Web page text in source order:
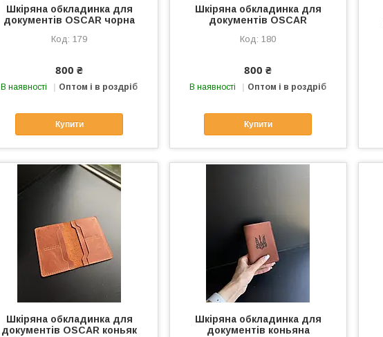
Шкіряна обкладинка для
документів OSCAR чорна
179
800 ₴
В наявності Оптом і в роздріб
Купити
Шкіряна обкладинка для
документів OSCAR
180
800 ₴
В наявності Оптом і в роздріб
Купити
Шкіряна обкладинка для
документів OSCAR коньяк
Шкіряна обкладинка для
документів коньяна